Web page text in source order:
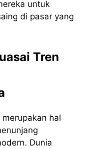
untuk
di pasar yang
Tren
hal
Dunia